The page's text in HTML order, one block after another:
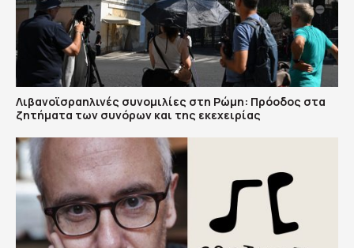
Λιβανοϊσραηλινές συνομιλίες στη Ρώμη: Πρόοδος στα
ζητήματα των συνόρων και της εκεχειρίας